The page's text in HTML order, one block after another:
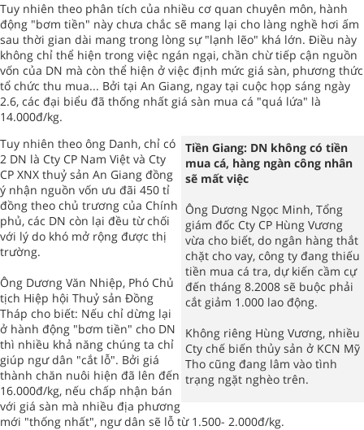
Tuy nhiên theo phân tích của nhiều cơ quan chuyên môn, hành
động "bơm tiền" này chưa chắc sẽ mang lại cho làng nghề hơi ấm
sau thời gian dài mang trong lòng sự "lạnh lẽo" khá lớn. Điều này
không chỉ thể hiện trong việc ngán ngại, chần chừ tiếp cận nguồn
vốn của DN mà còn thể hiện ở việc định mức giá sàn, phương thức
tổ chức thu mua... Bởi tại An Giang, ngay tại cuộc họp sáng ngày
2.6, các đại biểu đã thống nhất giá sàn mua cá "quá lứa" là
14.000đ/kg.
Tiền Giang: DN không có tiền
mua cá, hàng ngàn công nhân
sẽ mất việc
Ông Dương Ngọc Minh, Tổng
giám đốc Cty CP Hùng Vương
vừa cho biết, do ngân hàng thắt
chặt cho vay, công ty đang thiếu
tiền mua cá tra, dự kiến cầm cự
đến tháng 8.2008 sẽ buộc phải
cắt giảm 1.000 lao động.
Không riêng Hùng Vương, nhiều
Cty chế biến thủy sản ở KCN Mỹ
Tho cũng đang lâm vào tình
trạng ngặt nghèo trên.
Tuy nhiên theo ông Danh, chỉ có
2 DN là Cty CP Nam Việt và Cty
CP XNX thuỷ sản An Giang đồng
ý nhận nguồn vốn ưu đãi 450 tỉ
đồng theo chủ trương của Chính
phủ, các DN còn lại đều từ chối
với lý do khó mở rộng được thị
trường.
Ông Dương Văn Nhiệp, Phó Chủ
tịch Hiệp hội Thuỷ sản Đồng
Tháp cho biết: Nếu chỉ dừng lại
ở hành động "bơm tiền" cho DN
thì nhiều khả năng chúng ta chỉ
giúp ngư dân "cắt lỗ". Bởi giá
thành chăn nuôi hiện đã lên đến
16.000đ/kg, nếu chấp nhận bán
với giá sàn mà nhiều địa phương
mới "thống nhất", ngư dân sẽ lỗ từ 1.500- 2.000đ/kg.